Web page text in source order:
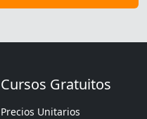
Cursos Gratuitos
Precios Unitarios